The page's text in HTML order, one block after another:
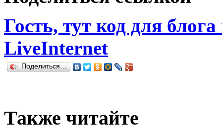
Гость, тут код для
LiveInternet
Поделиться…
Также читайте